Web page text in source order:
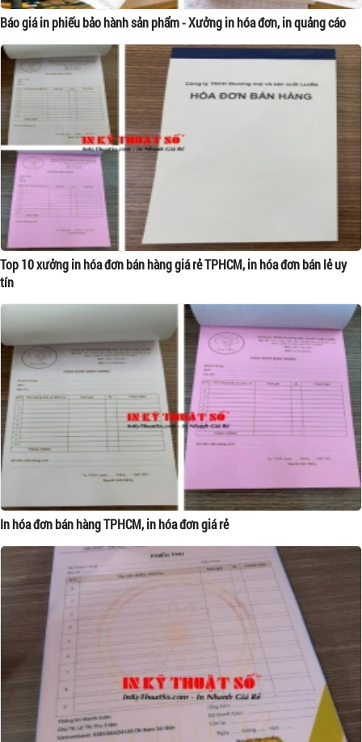
Báo giá in phiếu bảo hành sản phẩm - Xưởng in hóa đơn, in quảng cáo
Top 10 xưởng in hóa đơn bán hàng giá rẻ TPHCM, in hóa đơn bán lẻ uy
tín
In hóa đơn bán hàng TPHCM, in hóa đơn giá rẻ